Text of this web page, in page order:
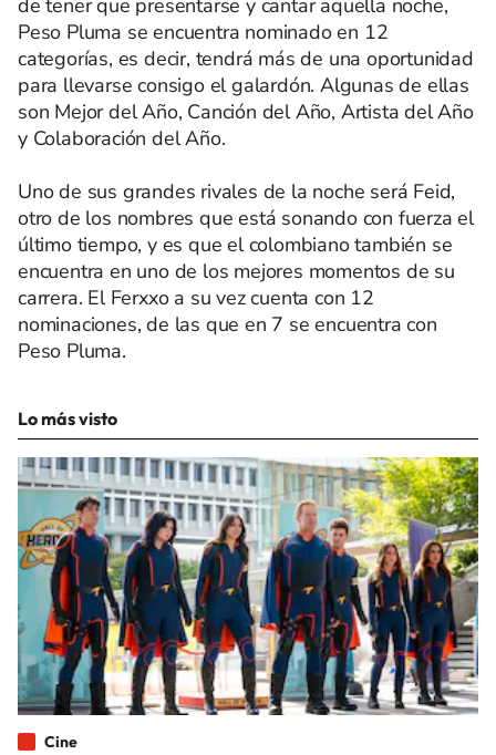
de tener que presentarse y cantar aquella noche,
Peso Pluma se encuentra nominado en 12
categorías, es decir, tendrá más de una oportunidad
para llevarse consigo el galardón. Algunas de ellas
son Mejor del Año, Canción del Año, Artista del Año
y Colaboración del Año.
Uno de sus grandes rivales de la noche será Feid,
otro de los nombres que está sonando con fuerza el
último tiempo, y es que el colombiano también se
encuentra en uno de los mejores momentos de su
carrera. El Ferxxo a su vez cuenta con 12
nominaciones, de las que en 7 se encuentra con
Peso Pluma.
Lo más visto
Cine